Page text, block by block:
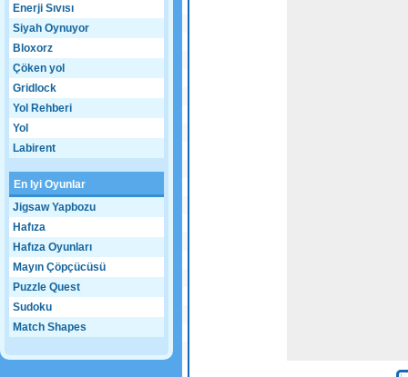
Enerji Sıvısı
Siyah Oynuyor
Bloxorz
Çöken yol
Gridlock
Yol Rehberi
Yol
Labirent
En Iyi Oyunlar
Jigsaw Yapbozu
Hafıza
Hafıza Oyunları
Mayın Çöpçücüsü
Puzzle Quest
Sudoku
Match Shapes